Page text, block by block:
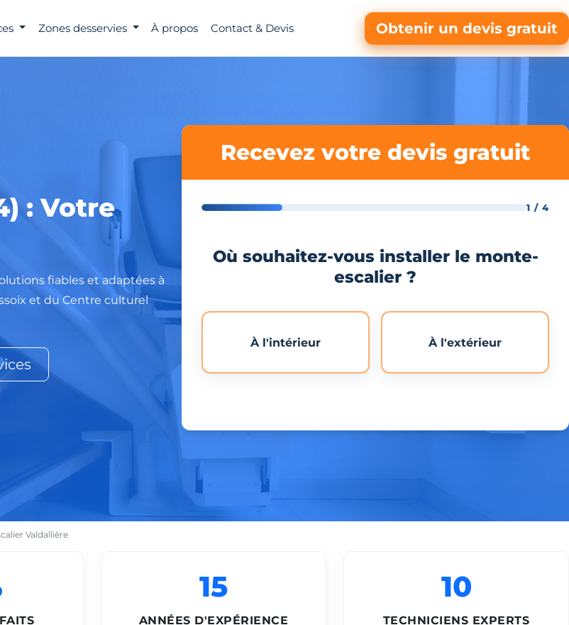
Zones desservies À propos Contact & Devis Obtenir un devis gratuit
: Votre
fiables et adaptées à
et du Centre culturel
Recevez votre devis gratuit
1 / 4
Où souhaitez-vous installer le monte-
escalier ?
À l'intérieur À l'extérieur
Valdallière
15
ANNÉES D'EXPÉRIENCE
10
TECHNICIENS EXPERTS